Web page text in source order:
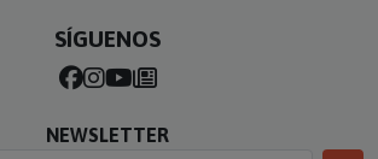
SÍGUENOS
NEWSLETTER